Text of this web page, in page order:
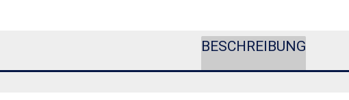
BESCHREIBUNG